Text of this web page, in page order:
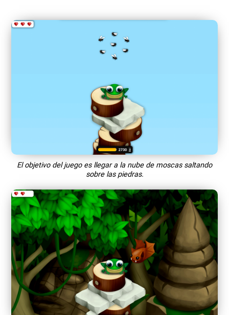
El objetivo del juego es llegar a la nube de moscas saltando
sobre las piedras.